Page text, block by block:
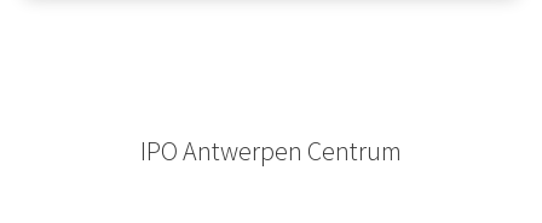
IPO Antwerpen Centrum